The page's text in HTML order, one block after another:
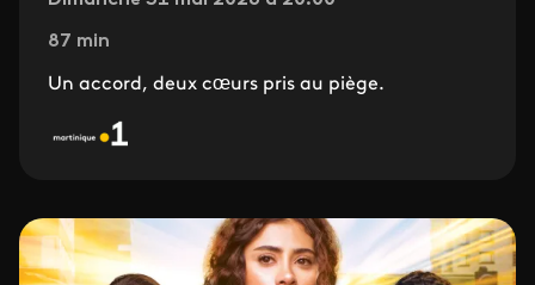
87 min
Un accord, deux cœurs pris au piège.